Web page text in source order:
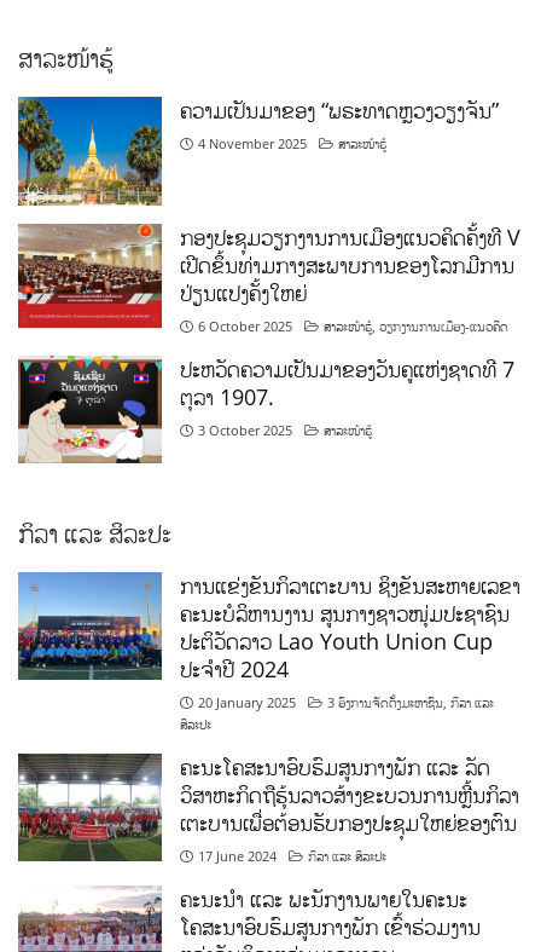
ສາລະໜ້າຮູ້
ຄວາມເປັນມາຂອງ “ພຣະທາດຫຼວງວຽງຈັນ”
4 November 2025 ສາລະໜ້າຮູ້
ກອງປະຊຸມວຽກງານການເມືອງແນວຄິດຄັ້ງທີ V
ເປີດຂຶ້ນທ່າມກາງສະພາບການຂອງໂລກມີການ
ປ່ຽນແປງຄັ້ງໃຫຍ່
6 October 2025 ສາລະໜ້າຮູ້ ,ວຽກງານການເມືອງ-ແນວຄິດ
ປະຫວັດຄວາມເປັນມາຂອງວັນຄູແຫ່ງຊາດທີ 7
ຕຸລາ 1907.
3 October 2025 ສາລະໜ້າຮູ້
ກິລາ ແລະ ສິລະປະ
ການແຂ່ງຂັນກິລາເຕະບານ ຊິງຂັນສະຫາຍເລຂາ
ຄະນະບໍລິຫານງານ ສູນກາງຊາວໜຸ່ມປະຊາຊົນ
ປະຕິວັດລາວ Lao Youth Union Cup
ປະຈຳປີ 2024
20 January 2025 3 ອົງການຈັດຕັ້ງມະຫາຊົນ ,ກິລາ ແລະ
ສິລະປະ
ຄະນະໂຄສະນາອົບຮົມສູນກາງພັກ ແລະ ລັດ
ວິສາຫະກິດຖືຮຸ້ນລາວສ້າງຂະບວນການຫຼີ້ນກິລາ
ເຕະບານເພື່ອຕ້ອນຮັບກອງປະຊຸມໃຫຍ່ຂອງຕົນ
17 June 2024 ກິລາ ແລະ ສິລະປະ
ຄະນະນຳ ແລະ ພະນັກງານພາຍໃນຄະນະ
ໂຄສະນາອົບຮົມສູນກາງພັກ ເຂົ້າຮ່ວມງານ